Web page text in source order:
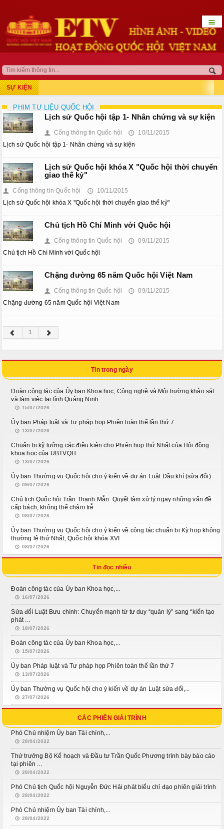
QUỐC HỘI KHÓA XV
Kỳ họp bất thường lần thứ 5
Kỳ họp thứ 8
Kỳ họp thứ 10
Kỳ họp thứ 9
Kỳ họp bất thường lần thứ 9
Kỳ họp bất thường lần thứ 8
Kỳ họp thứ 6
Kỳ họp thứ 5
KỲ HỌP BẤT THƯỜNG LẦN THỨ 2
CÁC PHIÊN HỌP UBTVQH
Phiên họp thứ 29
Phiên họp thứ 39
Phiên họp thứ 42
Phiên họp thứ 44
Phiên họp giữa kỳ
Phiên họp thứ 27
Phiên họp giữa 2 đợt của kỳ họp thứ 6
Phiên họp thứ 28
HOẠT ĐỘNG QUỐC HỘI
TIẾP XÚC CỬ TRI
CHƯƠNG TRÌNH GIÁM SÁT
☰
SỰ KIỆN
PHIM TƯ LIỆU QUỐC HỘI
Lịch sử Quốc hội tập 1- Nhân chứng và sự kiện
👤 Cổng thông tin Quốc hội 🕔
10/11/2015
Lịch sử Quốc hội tập 1- Nhân chứng và sự kiện
Lịch sử Quốc hội khóa X "Quốc hội thời chuyển
giao thế kỷ"
👤 Cổng thông tin Quốc hội 🕔
10/11/2015
Lịch sử Quốc hội khóa X "Quốc hội thời chuyển giao thế kỷ"
Chủ tịch Hồ Chí Minh với Quốc hội
👤 Cổng thông tin Quốc hội 🕔
09/11/2015
Chủ tịch Hồ Chí Minh với Quốc hội
Chặng đường 65 năm Quốc hội Việt Nam
👤 Cổng thông tin Quốc hội 🕔
09/11/2015
Chặng đường 65 năm Quốc hội Việt Nam
1
Tin trong ngày
Đoàn công tác của Ủy ban Khoa học, Công nghệ và Môi trường khảo sát
và làm việc tại tỉnh Quảng Ninh
15/07/2026
Ủy ban Pháp luật và Tư pháp họp Phiên toàn thể lần thứ 7
13/07/2026
Chuẩn bị kỹ lưỡng các điều kiện cho Phiên họp thứ Nhất của Hội đồng
khoa học của UBTVQH
13/07/2026
Ủy ban Thường vụ Quốc hội cho ý kiến về dự án Luật Dầu khí (sửa đổi)
09/07/2026
Chủ tịch Quốc hội Trần Thanh Mẫn: Quyết tâm xử lý ngay những vấn đề
cấp bách, không thể chậm trễ
08/07/2026
Ủy ban Thường vụ Quốc hội cho ý kiến về công tác chuẩn bị Kỳ họp không
thường lệ thứ Nhất, Quốc hội khóa XVI
08/07/2026
Tin đọc nhiều
Đoàn công tác của Ủy ban Khoa học,...
16/07/2026
Sửa đổi Luật Bưu chính: Chuyển mạnh từ tư duy “quản lý” sang “kiến tạo
phát ...
18/07/2026
Đoàn công tác của Ủy ban Khoa học,...
15/07/2026
Ủy ban Pháp luật và Tư pháp họp Phiên toàn thể lần thứ 7
13/07/2026
Ủy ban Thường vụ Quốc hội cho ý kiến về dự án Luật sửa đổi,...
27/07/2026
CÁC PHIÊN GIẢI TRÌNH
Phó Chủ nhiệm Ủy ban Tài chính,...
28/04/2022
Thứ trưởng Bộ Kế hoạch và Đầu tư Trần Quốc Phương trình bày báo cáo
tại phiên ...
28/04/2022
Phó Chủ tịch Quốc hội Nguyễn Đức Hải phát biểu chỉ đạo phiên giải trình
28/04/2022
Phó Chủ nhiệm Ủy ban Tài chính,...
28/04/2022